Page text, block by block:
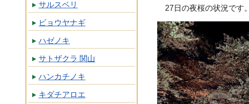
サルスベリ
ビョウヤナギ
ハゼノキ
サトザクラ 関山
ハンカチノキ
キダチアロエ
27日の夜桜の状況です。